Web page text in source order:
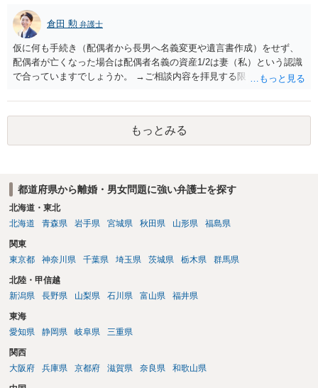
倉田 勲 弁護士
仮に何も手続き（配偶者から長男へ名義変更や遺言書作成）をせず、
配偶者が亡くなった場合は配偶者名義の資産1/2は妻（私）という認識
で合っていますでしょうか。 →ご相談内容を拝見する限りでは、その
完全に所有する場合は、他の相続人に対して自宅の評価額の１/２の代
償金の支払いが必要になります。
もっとみる
都道府県から離婚・男女問題に強い弁護士を探す
北海道・東北
北海道
青森県 岩手県 宮城県 秋田県 山形県 福島県
関東
東京都
神奈川県 千葉県 埼玉県 茨城県 栃木県 群馬県
北陸・甲信越
新潟県
長野県 山梨県 石川県 富山県 福井県
東海
愛知県
静岡県 岐阜県 三重県
関西
大阪府
兵庫県 京都府 滋賀県 奈良県 和歌山県